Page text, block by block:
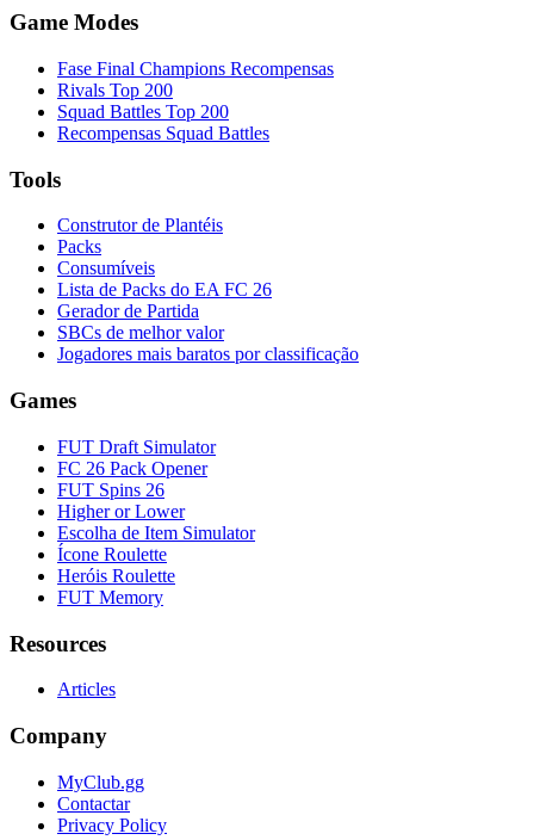
Game Modes
Fase Final Champions Recompensas
Rivals Top 200
Squad Battles Top 200
Recompensas Squad Battles
Tools
Construtor de Plantéis
Packs
Consumíveis
Lista de Packs do EA FC 26
Gerador de Partida
SBCs de melhor valor
Jogadores mais baratos por classificação
Games
FUT Draft Simulator
FC 26 Pack Opener
FUT Spins 26
Higher or Lower
Escolha de Item Simulator
Ícone Roulette
Heróis Roulette
FUT Memory
Resources
Articles
Company
MyClub.gg
Contactar
Privacy Policy